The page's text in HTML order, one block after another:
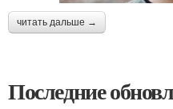
читать дальше →
Последние